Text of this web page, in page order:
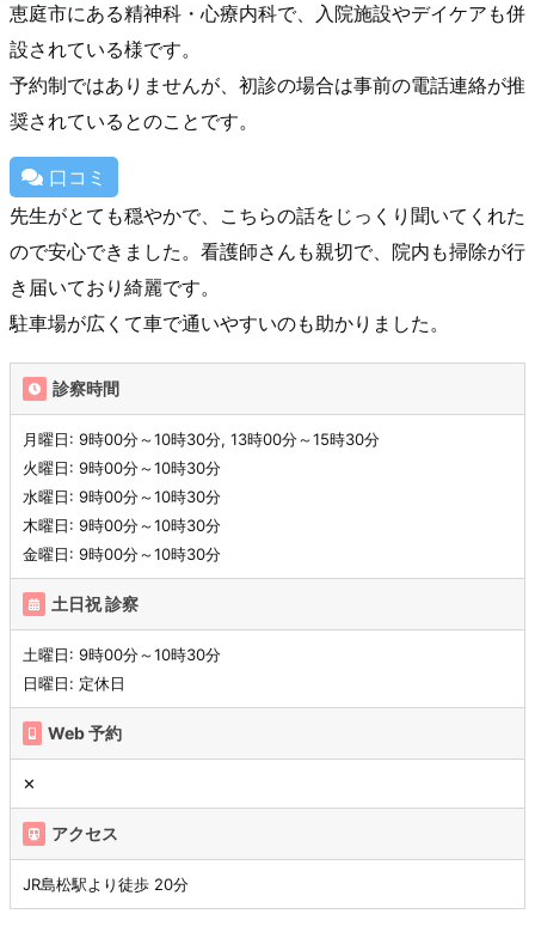
恵庭市にある精神科・心療内科で、入院施設やデイケアも併
設されている様です。
予約制ではありませんが、初診の場合は事前の電話連絡が推
奨されているとのことです。
口コミ
先生がとても穏やかで、こちらの話をじっくり聞いてくれた
ので安心できました。看護師さんも親切で、院内も掃除が行
き届いており綺麗です。
駐車場が広くて車で通いやすいのも助かりました。
診察時間
月曜日: 9時00分～10時30分, 13時00分～15時30分
火曜日: 9時00分～10時30分
水曜日: 9時00分～10時30分
木曜日: 9時00分～10時30分
金曜日: 9時00分～10時30分
土日祝 診察
土曜日: 9時00分～10時30分
日曜日: 定休日
Web 予約
✕
アクセス
JR島松駅より徒歩 20分